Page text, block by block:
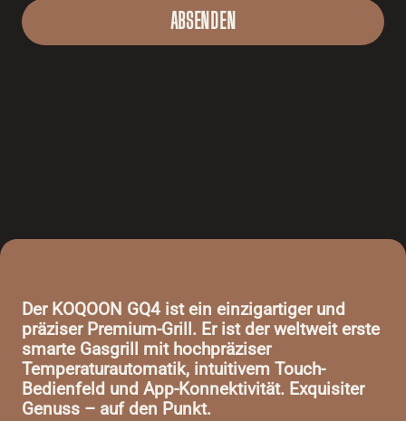
ABSENDEN
Der KOQOON GQ4 ist ein einzigartiger und
präziser Premium-Grill. Er ist der weltweit erste
smarte Gasgrill mit hochpräziser
Temperaturautomatik, intuitivem Touch-
Bedienfeld und App-Konnektivität. Exquisiter
Genuss – auf den Punkt.